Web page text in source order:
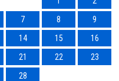
7 8
9
14 15
16
21 22
23
28